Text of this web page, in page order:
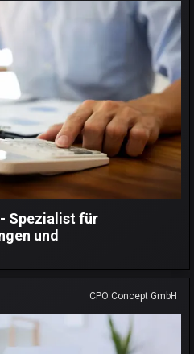
Spezialist für
und
CPO Concept GmbH